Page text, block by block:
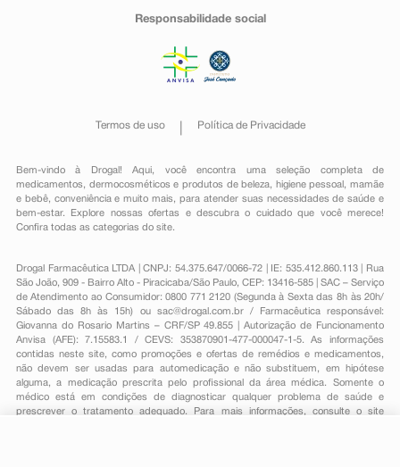
Responsabilidade social
Termos de uso Política de Privacidade
Bem-vindo à Drogal! Aqui, você encontra uma seleção completa de
medicamentos , dermocosméticos e produtos de beleza, higiene pessoal ,mamãe
e bebê, conveniênciae muito mais, para atender suas necessidades de saúde e
bem-estar. Explore nossas ofertas e descubra o cuidado que você merece!
Confira todas as categorias do site.
Drogal Farmacêutica LTDA | CNPJ: 54.375.647/0066-72 | IE: 535.412.860.113 | Rua
São João, 909 - Bairro Alto - Piracicaba/São Paulo, CEP: 13416-585 | SAC – Serviço
de Atendimento ao Consumidor: 0800 771 2120 (Segunda à Sexta das 8h às 20h/
Sábado das 8h às 15h) ou sac@drogal.com.br/ Farmacêutica responsável:
Giovanna do Rosario Martins – CRF/SP 49.855 | Autorização de Funcionamento
Anvisa (AFE): 7.15583.1 / CEVS: 353870901-477-000047-1-5. As informações
contidas neste site, como promoções e ofertas de remédios e medicamentos,
não devem ser usadas para automedicação e não substituem, em hipótese
alguma, a medicação prescrita pelo profissional da área médica. Somente o
médico está em condições de diagnosticar qualquer problema de saúde e
prescrever o tratamento adequado. Para mais informações, consulte o site